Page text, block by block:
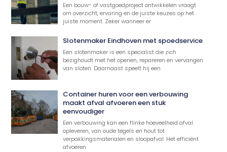
Een bouw- of vastgoedproject ontwikkelen vraagt
om overzicht, ervaring en de juiste keuzes op het
juiste moment. Zeker wanneer er
Slotenmaker Eindhoven met spoedservice
Een slotenmaker is een specialist die zich
bezighoudt met het openen, repareren en vervangen
van sloten. Daarnaast speelt hij een
Container huren voor een verbouwing
maakt afval afvoeren een stuk
eenvoudiger
Een verbouwing kan een flinke hoeveelheid afval
opleveren, van oude tegels en hout tot
verpakkingsmaterialen en sloopafval. Het efficiënt
afvoeren